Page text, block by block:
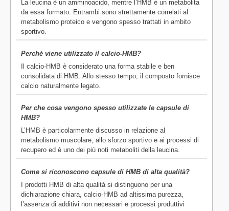
La leucina è un amminoacido, mentre l’HMB è un metabolita
da essa formato. Entrambi sono strettamente correlati al
metabolismo proteico e vengono spesso trattati in ambito
sportivo.
Perché viene utilizzato il calcio-HMB?
Il calcio-HMB è considerato una forma stabile e ben
consolidata di HMB. Allo stesso tempo, il composto fornisce
calcio naturalmente legato.
Per che cosa vengono spesso utilizzate le capsule di
HMB?
L’HMB è particolarmente discusso in relazione al
metabolismo muscolare, allo sforzo sportivo e ai processi di
recupero ed è uno dei più noti metaboliti della leucina.
Come si riconoscono capsule di HMB di alta qualità?
I prodotti HMB di alta qualità si distinguono per una
dichiarazione chiara, calcio-HMB ad altissima purezza,
l’assenza di additivi non necessari e processi produttivi